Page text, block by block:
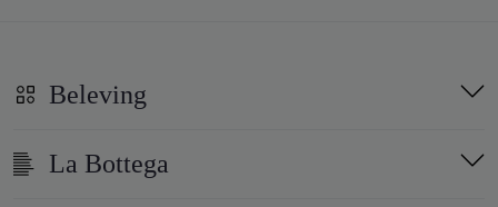
Beleving
La Bottega